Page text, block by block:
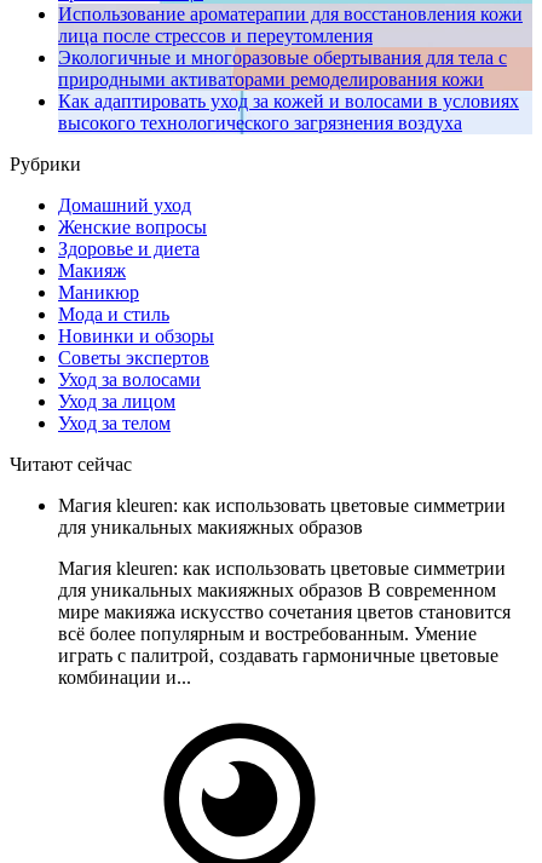
Использование ароматерапии для восстановления кожи
лица после стрессов и переутомления
Экологичные и многоразовые обертывания для тела с
природными активаторами ремоделирования кожи
Как адаптировать уход за кожей и волосами в условиях
высокого технологического загрязнения воздуха
Рубрики
Домашний уход
Женские вопросы
Здоровье и диета
Макияж
Маникюр
Мода и стиль
Новинки и обзоры
Советы экспертов
Уход за волосами
Уход за лицом
Уход за телом
Читают сейчас
Магия kleuren: как использовать цветовые симметрии
для уникальных макияжных образов
Магия kleuren: как использовать цветовые симметрии
для уникальных макияжных образов В современном
мире макияжа искусство сочетания цветов становится
всё более популярным и востребованным. Умение
играть с палитрой, создавать гармоничные цветовые
комбинации и...